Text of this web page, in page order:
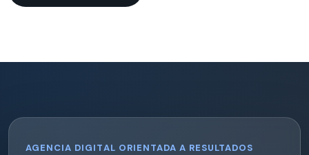
AGENCIA DIGITAL ORIENTADA A RESULTADOS